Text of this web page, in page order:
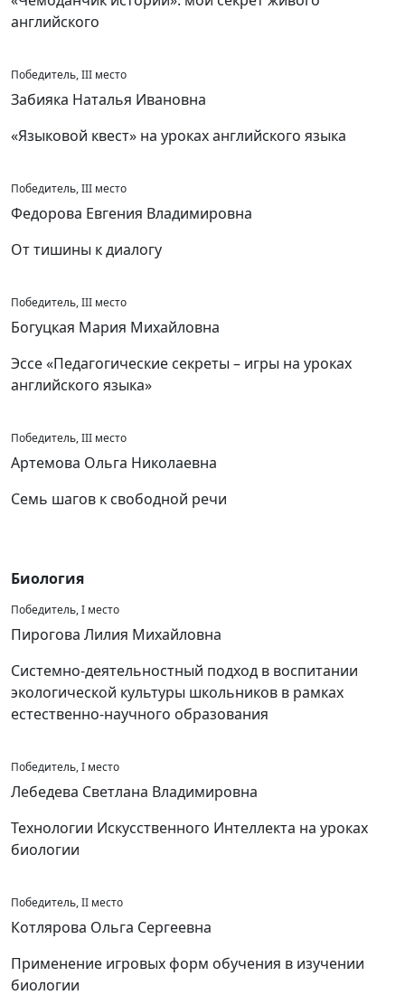
английского
Победитель, III место
Забияка Наталья Ивановна
«Языковой квест» на уроках английского языка
Победитель, III место
Федорова Евгения Владимировна
От тишины к диалогу
Победитель, III место
Богуцкая Мария Михайловна
Эссе «Педагогические секреты – игры на уроках
английского языка»
Победитель, III место
Артемова Ольга Николаевна
Семь шагов к свободной речи
Биология
Победитель, I место
Пирогова Лилия Михайловна
Системно-деятельностный подход в воспитании
экологической культуры школьников в рамках
естественно-научного образования
Победитель, I место
Лебедева Светлана Владимировна
Технологии Искусственного Интеллекта на уроках
биологии
Победитель, II место
Котлярова Ольга Сергеевна
Применение игровых форм обучения в изучении
биологии